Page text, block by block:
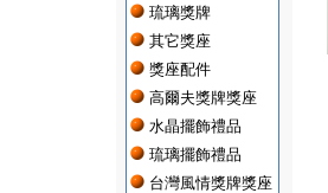
琉璃獎牌
其它獎座
獎座配件
高爾夫獎牌獎座
水晶擺飾禮品
琉璃擺飾禮品
台灣風情獎牌獎座